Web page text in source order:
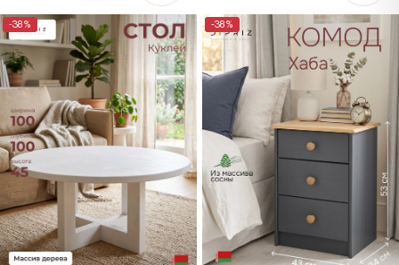
-38% -38%